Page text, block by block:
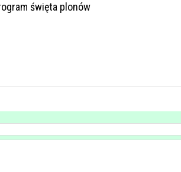
święta plonów